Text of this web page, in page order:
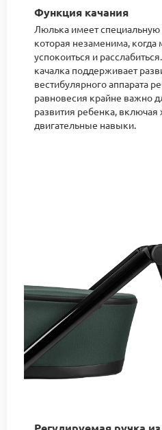
Функция качания
Люлька имеет
которая незаменима,
успокоиться и
качалка поддерживает
вестибулярного аппарата
равновесия крайне важно
развития ребенка, включая
двигательные навыки.